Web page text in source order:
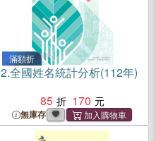
滿額折
2.全國姓名統計分析(112年)
85
170
無庫存